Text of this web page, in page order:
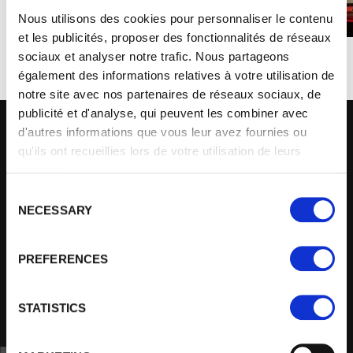
Nous utilisons des cookies pour personnaliser le contenu
et les publicités, proposer des fonctionnalités de réseaux
sociaux et analyser notre trafic. Nous partageons
également des informations relatives à votre utilisation de
notre site avec nos partenaires de réseaux sociaux, de
publicité et d'analyse, qui peuvent les combiner avec
d'autres informations que vous leur avez fournies ou
qu'ils ont recueillies lors de votre utilisation de leurs
e
NECESSARY
PREFERENCES
STATISTICS
ENTRÉE SUD / AGORA
PARKING SUD
PLAN YOUR JOURNEY